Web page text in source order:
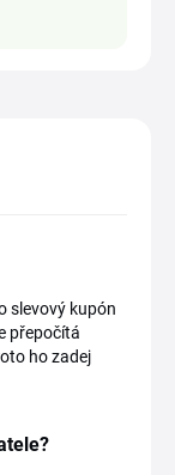
slevový kupón
přepočítá
ho zadej